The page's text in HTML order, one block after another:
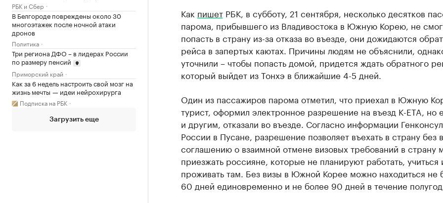
РБК и Сбер
В Белгороде повреждены около 30
многоэтажек после ночной атаки
дронов
Политика
Три региона ДФО – в лидерах России
по размеру пенсий
Приморский край
Как за 6 недель настроить свой мозг на
жизнь мечты — идеи нейрохирурга
Подписка на РБК
Загрузить еще
Как пишетРБК, в субботу, 21 сентября, несколько десятков
парома, прибывшего из Владивостока в Южную Корею, не
попасть в страну из-за отказа во въезде, они дожидаются
рейса в запертых каютах. Причины людям не объяснили,
уточнили – чтобы попасть домой, придется ждать обратного
который выйдет из Тонхэ в ближайшие 4-5 дней.
Один из пассажиров парома отметил, что приехал в Южную
турист, оформил электронное разрешение на въезд K-ETA, но
и другим, отказали во въезде. Согласно информации
России в Пусане, разрешение позволяет въехать в страну без
соглашению о взаимной отмене визовых требований в страну
приезжать россияне, которые не планируют работать, учиться
проживать там. Без визы в Южной Корее можно находиться не
60 дней единовременно и не более 90 дней в течение